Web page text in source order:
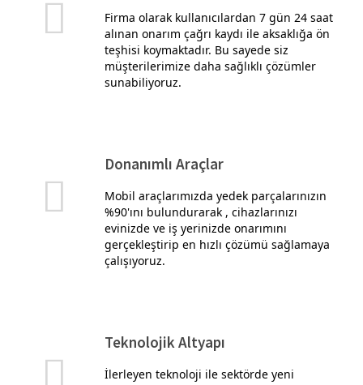
Firma olarak kullanıcılardan 7 gün 24 saat
alınan onarım çağrı kaydı ile aksaklığa ön
teşhisi koymaktadır. Bu sayede siz
müşterilerimize daha sağlıklı çözümler
sunabiliyoruz.
Donanımlı Araçlar
Mobil araçlarımızda yedek parçalarınızın
%90'ını bulundurarak , cihazlarınızı
evinizde ve iş yerinizde onarımını
gerçekleştirip en hızlı çözümü sağlamaya
çalışıyoruz.
Teknolojik Altyapı
İlerleyen teknoloji ile sektörde yeni